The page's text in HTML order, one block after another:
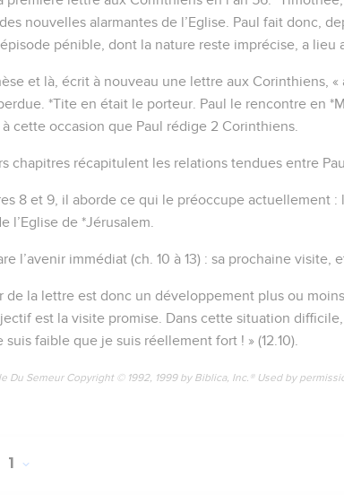
nouvelles alarmantes de l’Eglise. Paul fait donc,
pénible, dont la nature reste imprécise, a lieu
et là, écrit à nouveau une lettre aux Corinthiens, «
*Tite en était le porteur. Paul le rencontre en
à cette occasion que Paul rédige 2 Corinthiens.
chapitres récapitulent les relations tendues entre
8 et 9, il aborde ce qui le préoccupe actuellement
l’Eglise de *Jérusalem.
l’avenir immédiat (ch. 10 à 13) : sa prochaine visite,
de la lettre est donc un développement plus ou
est la visite promise. Dans cette situation
suis faible que je suis réellement fort ! » (12.10).
Du Semeur Copyright © 1992, 1999 by Biblica, Inc.® Used by
1